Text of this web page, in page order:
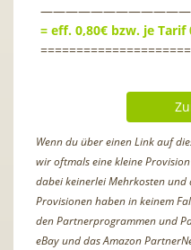
= eff. 0,80€ bzw. je Tarif
Wenn du über einen Link auf
wir oftmals eine kleine
dabei keinerlei Mehrkosten
Provisionen haben in keinem
den Partnerprogrammen und
eBay und das Amazon